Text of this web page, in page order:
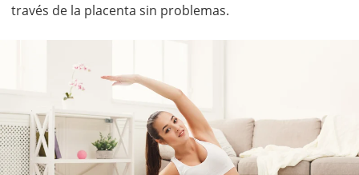
través de la placenta sin problemas.